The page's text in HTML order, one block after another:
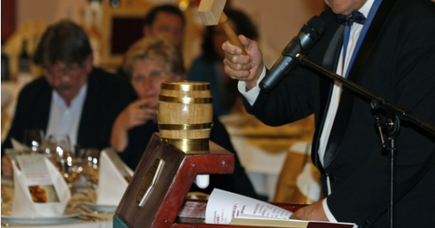
borász #26 -
Az extra ráadás
pillanatokat